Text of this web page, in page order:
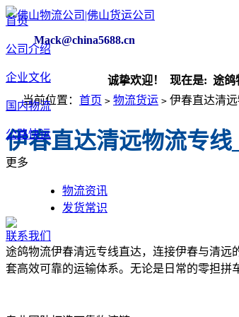
Mack@china5688.cn
诚挚欢迎！ 现在是:途鸽物
首页
公司介绍
企业文化
国内物流
公路快运
更多
物流资讯
发货常识
联系我们
当前位置： 首页 > 物流货运 > 伊春直达清
伊春直达清远物流专
途鸽物流伊春清远专线直达，连接伊春与清
套高效可靠的运输体系。无论是日常的零担拼